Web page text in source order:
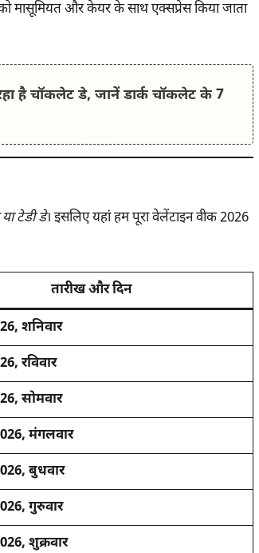
मासूमियत और केयर के साथ एक्सप्रेस किया जाता
है चॉकलेट डे, जानें डार्क चॉकलेट के 7
टेडी डे। इसलिए यहां हम पूरा वेलेंटाइन वीक 2026
तारीख और दिन
शनिवार
रविवार
सोमवार
मंगलवार
बुधवार
गुरुवार
शुक्रवार